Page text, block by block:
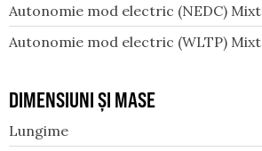
Autonomie mod electric (NEDC) Mixt
Autonomie mod electric (WLTP) Mixt
DIMENSIUNI ȘI MASE
Lungime